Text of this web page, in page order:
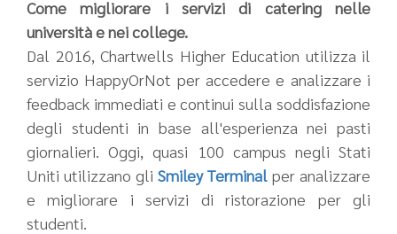
Come migliorare i servizi di catering nelle
università e nei college.
Dal 2016, Chartwells Higher Education utilizza il
servizio HappyOrNot per accedere e analizzare i
feedback immediati e continui sulla soddisfazione
degli studenti in base all'esperienza nei pasti
giornalieri. Oggi, quasi 100 campus negli Stati
Uniti utilizzano gli Smiley Terminal per analizzare
e migliorare i servizi di ristorazione per gli
studenti.